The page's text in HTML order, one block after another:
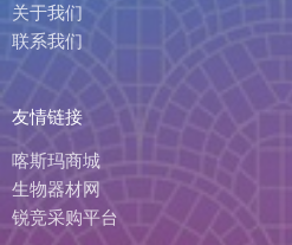
关于我们
联系我们
友情链接
喀斯玛商城
生物器材网
锐竞采购平台